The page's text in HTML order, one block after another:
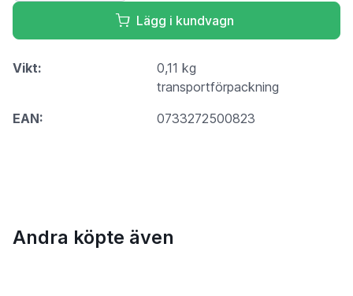
Lägg i kundvagn
Vikt:
0,11 kg
transportförpackning
EAN:
0733272500823
Andra köpte även